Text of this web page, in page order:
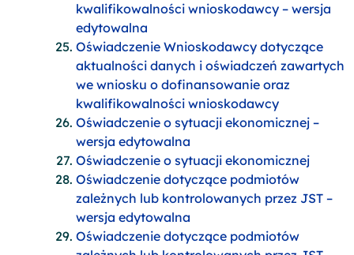
kwalifikowalności wnioskodawcy – wersja
edytowalna
Oświadczenie Wnioskodawcy dotyczące
aktualności danych i oświadczeń zawartych
we wniosku o dofinansowanie oraz
kwalifikowalności wnioskodawcy
Oświadczenie o sytuacji ekonomicznej –
wersja edytowalna
Oświadczenie o sytuacji ekonomicznej
Oświadczenie dotyczące podmiotów
zależnych lub kontrolowanych przez JST –
wersja edytowalna
Oświadczenie dotyczące podmiotów